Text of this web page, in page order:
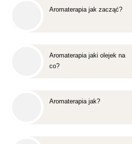
Aromaterapia jak zacząć?
Aromaterapia jaki olejek na
co?
Aromaterapia jak?